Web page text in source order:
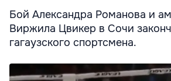
Бой Александра Романова и
Виржила Цвикер в Сочи
гагаузского спортсмена.